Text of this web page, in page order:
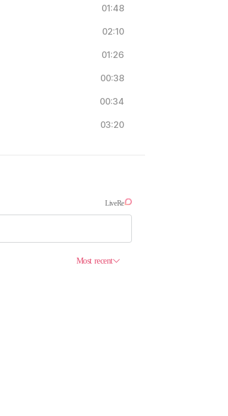
01:48
02:10
01:26
00:38
00:34
03:20